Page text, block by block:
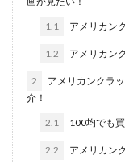
1.1 アメリカン
1.2 アメリカン
2
アメリカンクラ
介！
2.1 100均でも
2.2 アメリカン